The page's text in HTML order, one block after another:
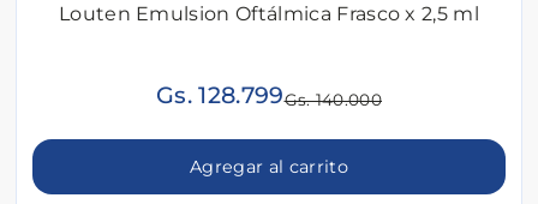
Louten Emulsion Oftálmica Frasco x 2,5 ml
Gs. 128.799Gs. 140.000
Agregar al carrito